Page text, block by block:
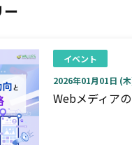
イベント
2026年01月01日 (
Webメディア